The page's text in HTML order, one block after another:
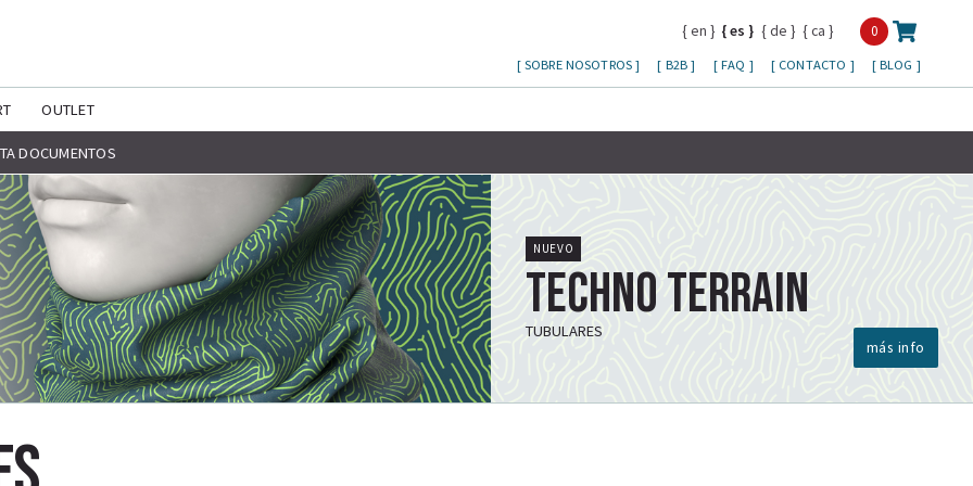
0
en es de ca
SOBRE NOSOTROS B2B FAQ CONTACTO BLOG
DOCUMENTOS
OUTLET
NUEVO
Techno Terrain
TUBULARES
más info